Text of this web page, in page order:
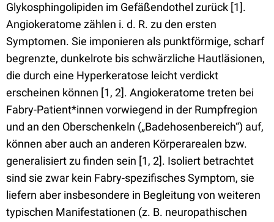
Glykosphingolipiden im Gefäßendothel zurück [1].
Angiokeratome zählen i. d. R. zu den ersten
Symptomen. Sie imponieren als punktförmige, scharf
begrenzte, dunkelrote bis schwärzliche Hautläsionen,
die durch eine Hyperkeratose leicht verdickt
erscheinen können [1, 2]. Angiokeratome treten bei
Fabry-Patient*innen vorwiegend in der Rumpfregion
und an den Oberschenkeln („Badehosenbereich“) auf,
können aber auch an anderen Körperarealen bzw.
generalisiert zu finden sein [1, 2]. Isoliert betrachtet
sind sie zwar kein Fabry-spezifisches Symptom, sie
liefern aber insbesondere in Begleitung von weiteren
typischen Manifestationen (z. B. neuropathischen